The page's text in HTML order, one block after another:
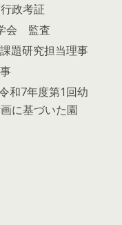
政考証
会 監査
題研究担当理事
和7年度第1回幼
に基づいた園